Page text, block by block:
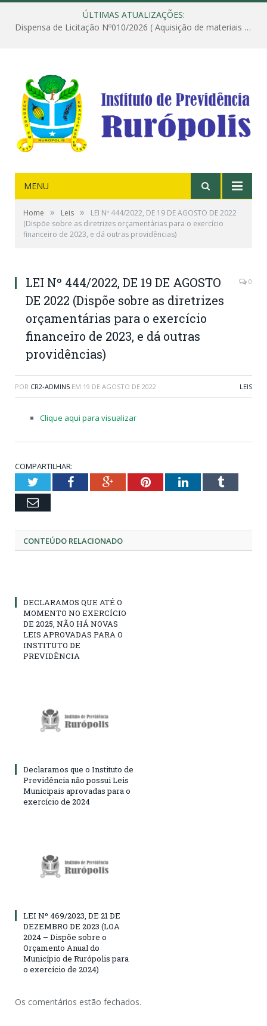
ÚLTIMAS ATUALIZAÇÕES:
Dispensa de Licitação Nº010/2026 ( Aquisição de materiais de construção destinados à execução dos serviços de instalação de janela, com a correspondente recomposição da parede, e construção de calçada nas dependências do Instituto de Previdência do Município de Rurópolis )
MENU
Home » Leis »
LEI Nº 444/2022, DE 19 DE AGOSTO DE 2022
(Dispõe sobre as diretrizes orçamentárias para o exercício
financeiro de 2023, e dá outras providências)
LEI Nº 444/2022, DE 19 DE AGOSTO
DE 2022 (Dispõe sobre as diretrizes
orçamentárias para o exercício
financeiro de 2023, e dá outras
providências)
0
POR CR2-ADMIN5 EM 19 DE AGOSTO DE 2022 LEIS
Clique aqui para visualizar
COMPARTILHAR:
TwitterFacebookGoogle+PinterestLinkedInTumblr
Email
CONTEÚDO RELACIONADO
DECLARAMOS QUE ATÉ O
MOMENTO NO EXERCÍCIO
DE 2025, NÃO HÁ NOVAS
LEIS APROVADAS PARA O
INSTITUTO DE
PREVIDÊNCIA
Declaramos que o Instituto de
Previdência não possui Leis
Municipais aprovadas para o
exercício de 2024
LEI Nº 469/2023, DE 21 DE
DEZEMBRO DE 2023 (LOA
2024 – Dispõe sobre o
Orçamento Anual do
Município de Rurópolis para
o exercício de 2024)
Os comentários estão fechados.